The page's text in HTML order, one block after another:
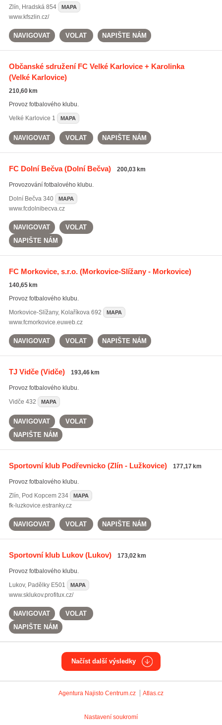
Zlín, Hradská 854 MAPA
www.kfszlin.cz/
NAVIGOVAT VOLAT NAPIŠTE NÁM
Občanské sdružení FC Velké Karlovice + Karolinka
(Velké Karlovice)
210,60 km
Provoz fotbalového klubu.
Velké Karlovice 1 MAPA
NAVIGOVAT VOLAT NAPIŠTE NÁM
FC Dolní Bečva(Dolní Bečva) 200,03 km
Provozování fotbalového klubu.
Dolní Bečva340 MAPA
www.fcdolnibecva.cz
NAVIGOVAT
VOLAT
NAPIŠTE NÁM
FC Morkovice, s.r.o.(Morkovice-Slížany - Morkovice)
140,65 km
Provoz fotbalového klubu.
Morkovice-Slížany, Kolaříkova 692 MAPA
www.fcmorkovice.euweb.cz
NAVIGOVAT VOLAT NAPIŠTE NÁM
TJ Vidče(Vidče) 193,46 km
Provoz fotbalového klubu.
Vidče 432 MAPA
NAVIGOVAT
VOLAT
NAPIŠTE NÁM
Sportovní klub Podřevnicko(Zlín - Lužkovice) 177,17 km
Provoz fotbalového klubu.
Zlín, Pod Kopcem 234 MAPA
fk-luzkovice.estranky.cz
NAVIGOVAT VOLAT NAPIŠTE NÁM
Sportovní klub Lukov(Lukov) 173,02 km
Provoz fotbalového klubu.
Lukov, Padělky E501 MAPA
www.sklukov.profitux.cz/
NAVIGOVAT
VOLAT
NAPIŠTE NÁM
Načíst další výsledky
Agentura Najisto Centrum.cz Atlas.cz
Nastavení soukromí